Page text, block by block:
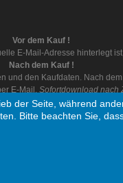
Vor dem Kauf !
E-Mail-Adresse hinterlegt
Nach dem Kauf !
den Kaufdaten. Nach
E-Mail. Sofortdownload nach
der Seite, während
Bitte beachten Sie,